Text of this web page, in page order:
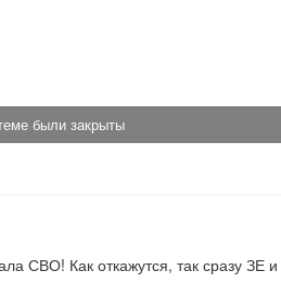
были закрыты
СВО! Как откажутся, так сразу ЗЕ и